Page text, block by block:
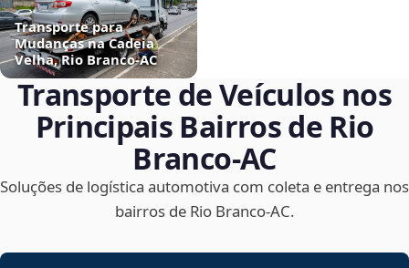
Transporte para
Mudanças na Cadeia
Velha, Rio Branco‑AC
Transporte de Veículos nos
Principais Bairros de Rio
Branco‑AC
Soluções de logística automotiva com coleta e entrega nos
bairros de Rio Branco‑AC.